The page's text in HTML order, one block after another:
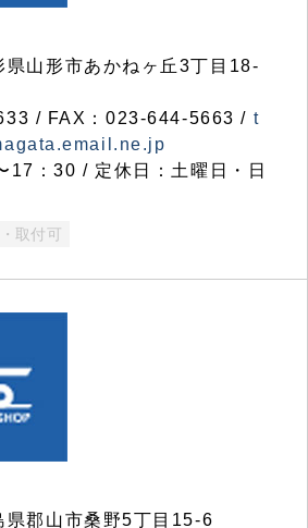
山形市あかねヶ丘3丁目18-
/ FAX：023-644-5663 / t
17：30 / 定休日：土曜日・日
取付可
郡山市桑野5丁目15-6